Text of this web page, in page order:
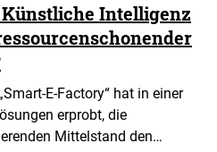
Intelligenz
E-Factory“ hat in einer
erprobt, die
Mittelstand den…